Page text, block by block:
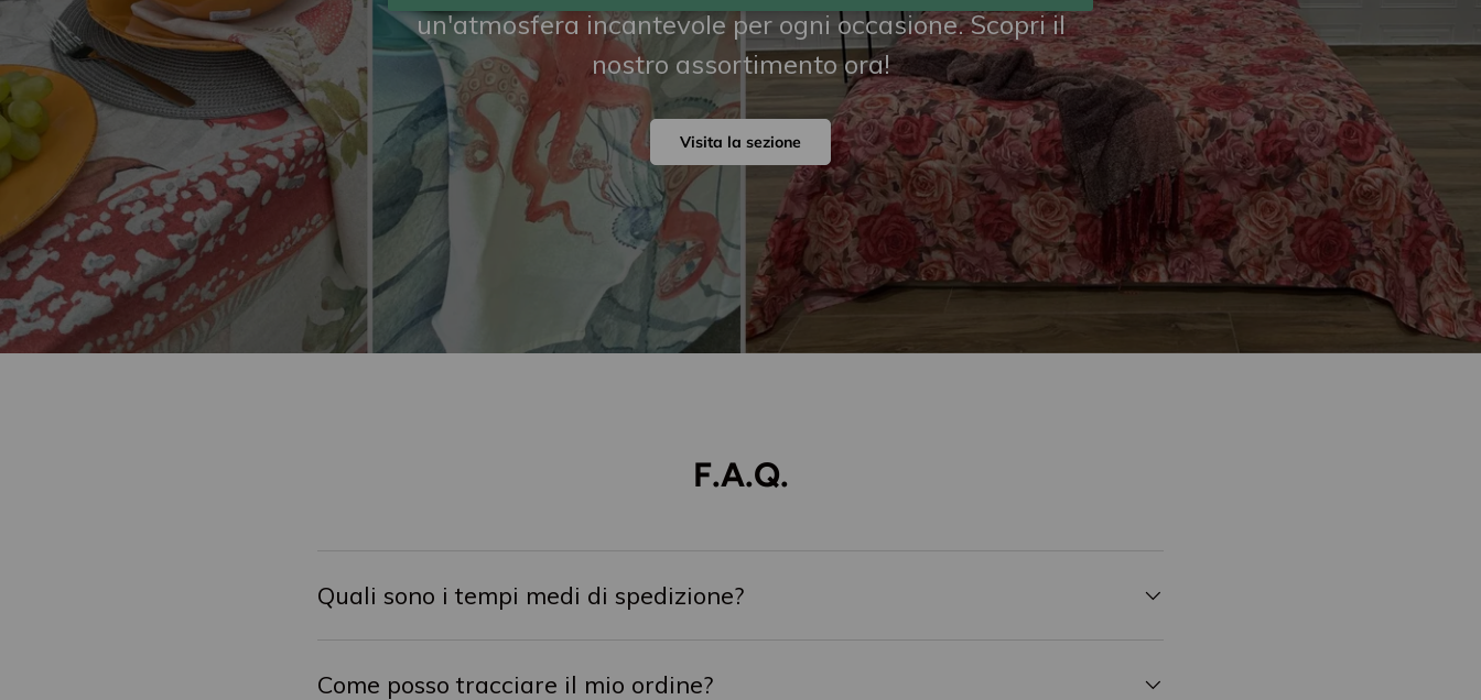
un'atmosfera incantevole per ogni occasione. Scopri il
nostro assortimento ora!
Visita la sezione
F.A.Q.
Quali sono i tempi medi di spedizione?
Come posso tracciare il mio ordine?